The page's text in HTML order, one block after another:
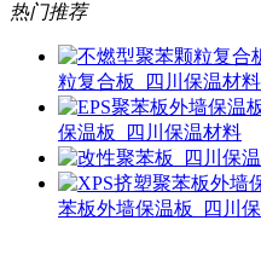
热门推荐
粒复合板_四川保温材料
保温板_四川保温材料
苯板外墙保温板_四川